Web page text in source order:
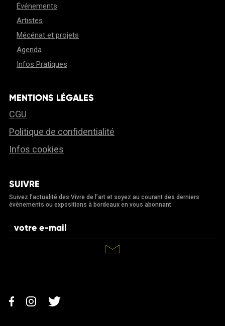
Événements
Artistes
Mécénat et projets
Agenda
Infos Pratiques
MENTIONS LÉGALES
CGU
Politique de confidentialité
Infos cookies
SUIVRE
Suivez l’actualité des Vivre de l’art et soyez au courant des derniers
évènements ou expositions à bordeaux en vous abonnant.